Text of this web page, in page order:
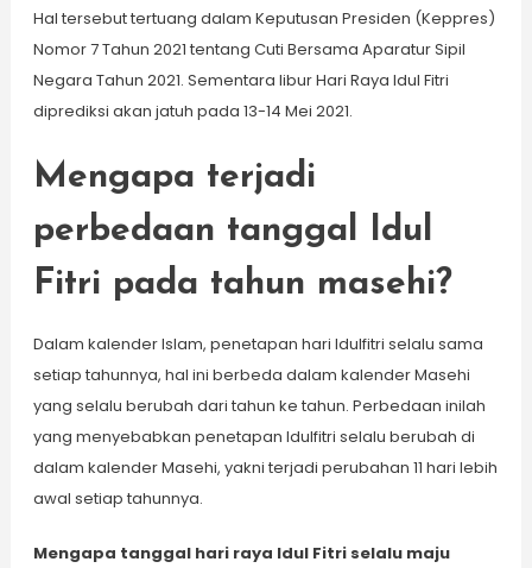
Hal tersebut tertuang dalam Keputusan Presiden (Keppres)
Nomor 7 Tahun 2021 tentang Cuti Bersama Aparatur Sipil
Negara Tahun 2021. Sementara libur Hari Raya Idul Fitri
diprediksi akan jatuh pada 13-14 Mei 2021.
Mengapa terjadi
perbedaan tanggal Idul
Fitri pada tahun masehi?
Dalam kalender Islam, penetapan hari Idulfitri selalu sama
setiap tahunnya, hal ini berbeda dalam kalender Masehi
yang selalu berubah dari tahun ke tahun. Perbedaan inilah
yang menyebabkan penetapan Idulfitri selalu berubah di
dalam kalender Masehi, yakni terjadi perubahan 11 hari lebih
awal setiap tahunnya.
Mengapa tanggal hari raya Idul Fitri selalu maju